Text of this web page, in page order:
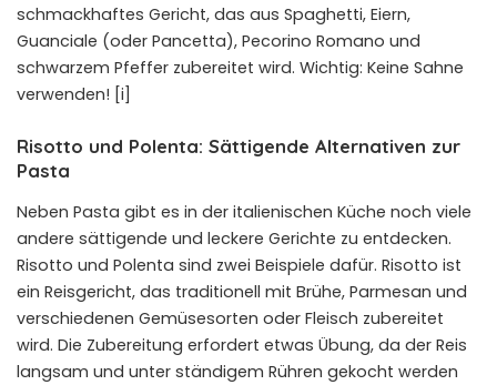
schmackhaftes Gericht, das aus Spaghetti, Eiern,
Guanciale (oder Pancetta), Pecorino Romano und
schwarzem Pfeffer zubereitet wird. Wichtig: Keine Sahne
verwenden! [i]
Risotto und Polenta: Sättigende Alternativen zur
Pasta
Neben Pasta gibt es in der italienischen Küche noch viele
andere sättigende und leckere Gerichte zu entdecken.
Risotto und Polenta sind zwei Beispiele dafür. Risotto ist
ein Reisgericht, das traditionell mit Brühe, Parmesan und
verschiedenen Gemüsesorten oder Fleisch zubereitet
wird. Die Zubereitung erfordert etwas Übung, da der Reis
langsam und unter ständigem Rühren gekocht werden